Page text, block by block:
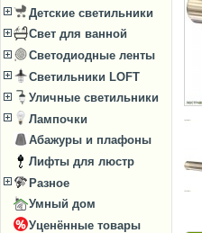
Детские светильники
Свет для ванной
Светодиодные ленты
Светильники LOFT
Уличные светильники
Лампочки
Абажуры и плафоны
Лифты для люстр
Разное
Умный дом
Уценённые товары